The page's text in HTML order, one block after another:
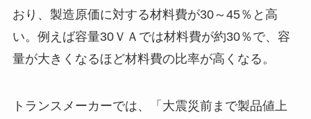
おり、製造原価に対する材料費が30～45％と高
い。例えば容量30ＶＡでは材料費が約30％で、容
量が大きくなるほど材料費の比率が高くなる。
トランスメーカーでは、「大震災前まで製品値上